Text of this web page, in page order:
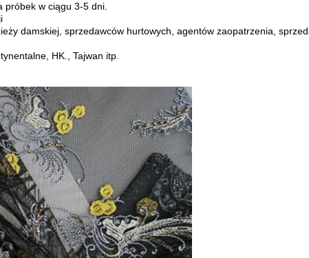
w ciągu 3-5 dni.
damskiej, sprzedawców hurtowych, agentów zaopatrzenia,
HK., Tajwan itp.